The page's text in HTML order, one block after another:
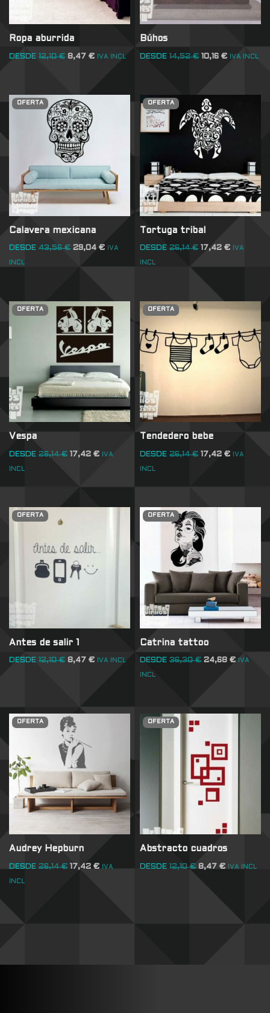
Ropa aburrida
DESDE 12,10€ 8,47 € IVA INCL
Búhos
DESDE 14,52€ 10,16€ IVA INCL
OFERTA
Calavera mexicana
DESDE 43,56€ 29,04 € IVA
INCL
OFERTA
Tortuga tribal
DESDE 26,14€ 17,42€ IVA
INCL
OFERTA
Vespa
DESDE 26,14€ 17,42 € IVA
INCL
OFERTA
Tendedero bebe
DESDE 26,14€ 17,42€ IVA
INCL
OFERTA
Antes de salir 1
DESDE 12,10€ 8,47 € IVA INCL
OFERTA
Catrina tattoo
DESDE 36,30€ 24,68€ IVA
INCL
OFERTA
Audrey Hepburn
DESDE 26,14€ 17,42 € IVA
INCL
OFERTA
Abstracto cuadros
DESDE 12,10€ 8,47€ IVA INCL